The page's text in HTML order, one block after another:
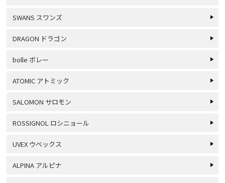
SWANS スワンズ
DRAGON ドラゴン
bolle ボレー
ATOMIC アトミック
SALOMON サロモン
ROSSIGNOL ロシニョール
UVEX ウベックス
ALPINA アルピナ